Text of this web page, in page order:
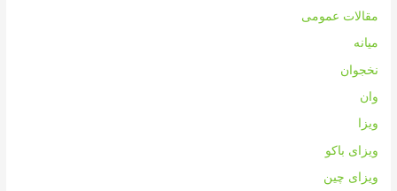
مقالات عمومی
میانه
نخجوان
وان
ویزا
ویزای باکو
ویزای چین